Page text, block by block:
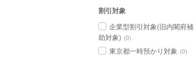
割引対象
企業型割引対象(旧内閣府補
助対象) (0)
東京都一時預かり対象 (0)